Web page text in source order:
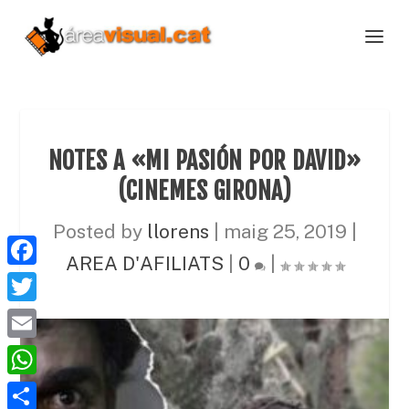
NOTES A «MI PASIÓN POR DAVID»
(CINEMES GIRONA)
Posted by llorens maig 25, 2019
AREA D'AFILIATS
0 |
F
a
c
e
b
T
w
i
t
E
m
W